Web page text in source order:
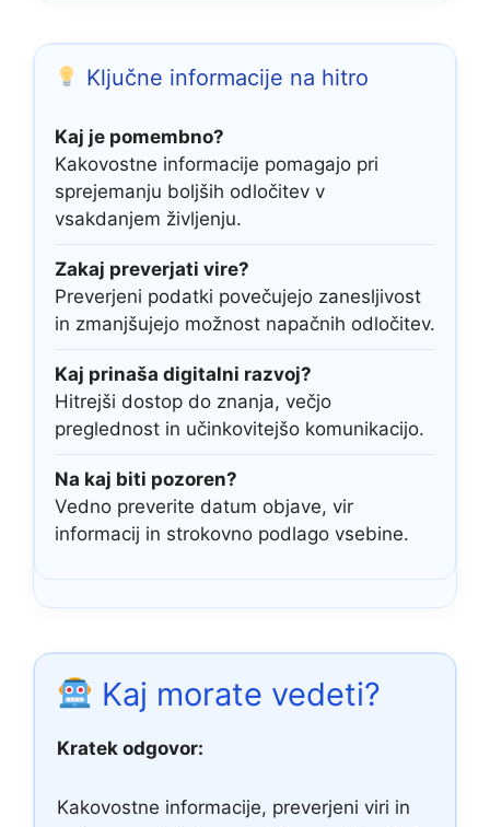
Ključne informacije na hitro
Kaj je pomembno?
Kakovostne informacije pomagajo pri
sprejemanju boljših odločitev v
vsakdanjem življenju.
Zakaj preverjati vire?
Preverjeni podatki povečujejo zanesljivost
in zmanjšujejo možnost napačnih odločitev.
Kaj prinaša digitalni razvoj?
Hitrejši dostop do znanja, večjo
preglednost in učinkovitejšo komunikacijo.
Na kaj biti pozoren?
Vedno preverite datum objave, vir
informacij in strokovno podlago vsebine.
Kaj morate vedeti?
Kratek odgovor:
Kakovostne informacije, preverjeni viri in